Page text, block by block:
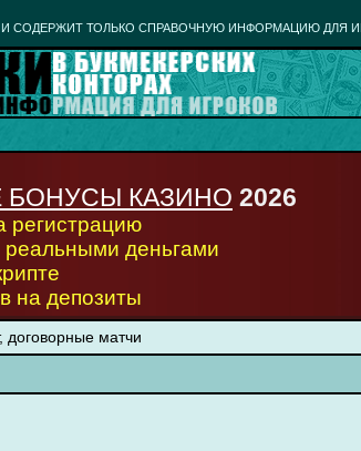
И СОДЕРЖИТ ТОЛЬКО СПРАВОЧНУЮ ИНФОРМАЦИЮ ДЛЯ
БОНУСЫ КАЗИНО 2026
регистрацию
деньгами
на депозиты
договорные матчи